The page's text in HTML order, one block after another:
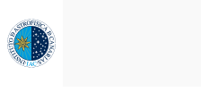
al
contenido
principal